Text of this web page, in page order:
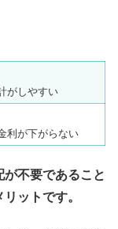
がしやすい
利が下がらない
不要であること
ットです。